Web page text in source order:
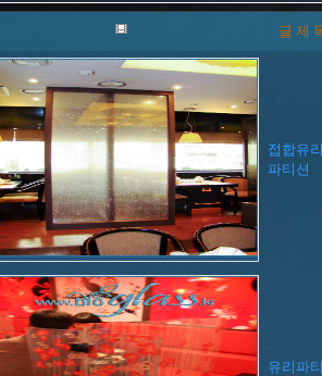
글 제
접합유리
파티션
유리파티